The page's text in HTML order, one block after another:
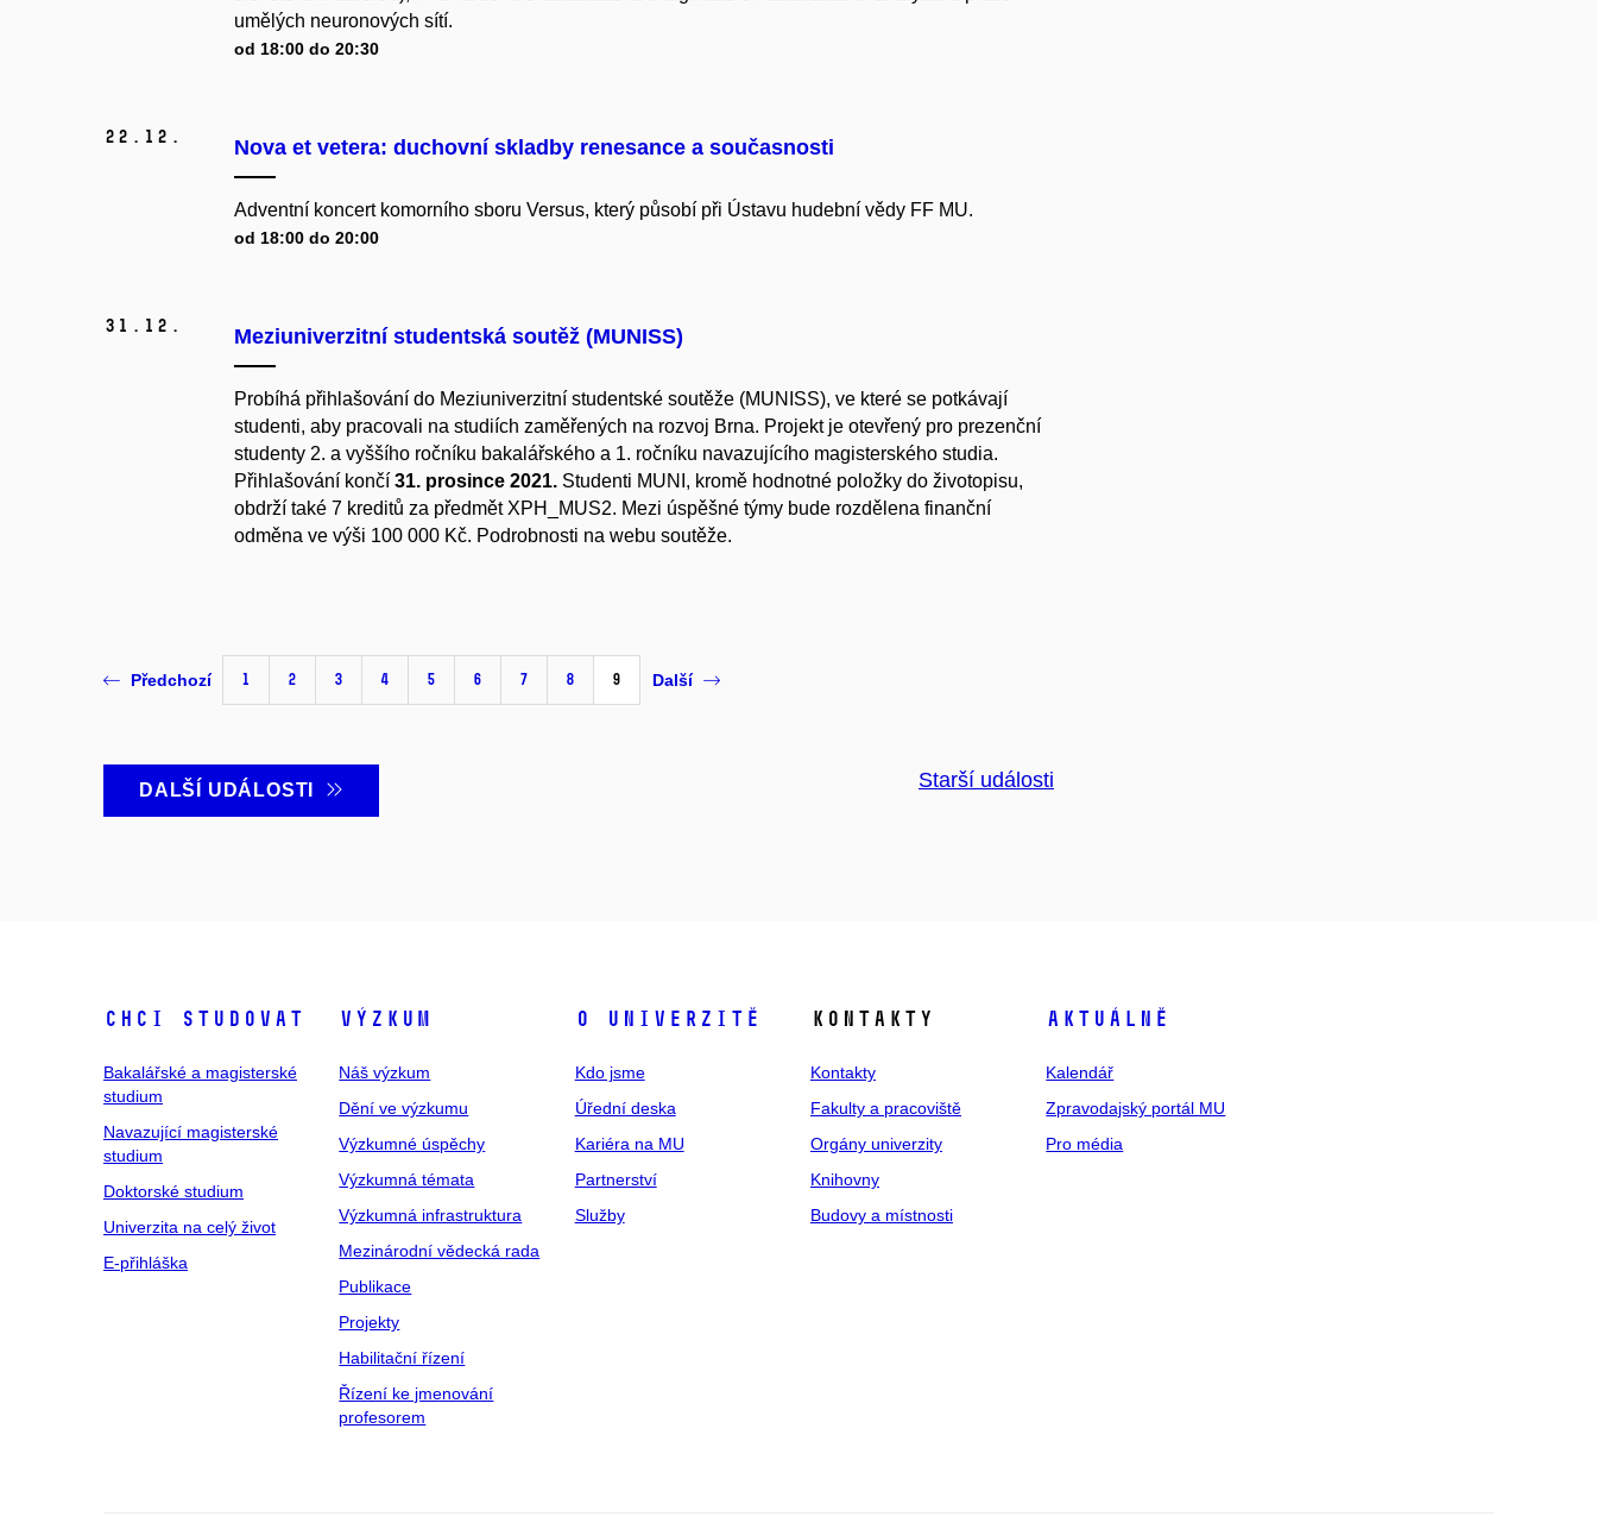
umělých neuronových sítí.
od 18:00 do 20:30
22. 12. Nova et vetera: duchovní skladby renesance a současnosti
Adventní koncert komorního sboru Versus, který působí při Ústavu hudební vědy FF MU.
od 18:00 do 20:00
31. 12. Meziuniverzitní studentská soutěž (MUNISS)
Probíhá přihlašování do Meziuniverzitní studentské soutěže (MUNISS), ve které se potkávají
studenti, aby pracovali na studiích zaměřených na rozvoj Brna. Projekt je otevřený pro prezenční
studenty 2. a vyššího ročníku bakalářského a 1. ročníku navazujícího magisterského studia.
Přihlašování končí 31. prosince 2021. Studenti MUNI, kromě hodnotné položky do životopisu,
obdrží také 7 kreditů za předmět XPH_MUS2. Mezi úspěšné týmy bude rozdělena finanční
odměna ve výši 100 000 Kč. Podrobnosti na webu soutěže.
Předchozí 1 2 3 4 5 6 7 8 9 Další
DALŠÍ UDÁLOSTI Starší události
Chci studovat
Bakalářské a magisterské
studium
Navazující magisterské
studium
Doktorské studium
Univerzita na celý život
E-přihláška
Výzkum
Náš výzkum
Dění ve výzkumu
Výzkumné úspěchy
Výzkumná témata
Výzkumná infrastruktura
Mezinárodní vědecká rada
Publikace
Projekty
Habilitační řízení
Řízení ke jmenování
profesorem
O univerzitě
Kdo jsme
Úřední deska
Kariéra na MU
Partnerství
Služby
Kontakty
Kontakty
Fakulty a pracoviště
Orgány univerzity
Knihovny
Budovy a místnosti
Aktuálně
Kalendář
Zpravodajský portál MU
Pro média